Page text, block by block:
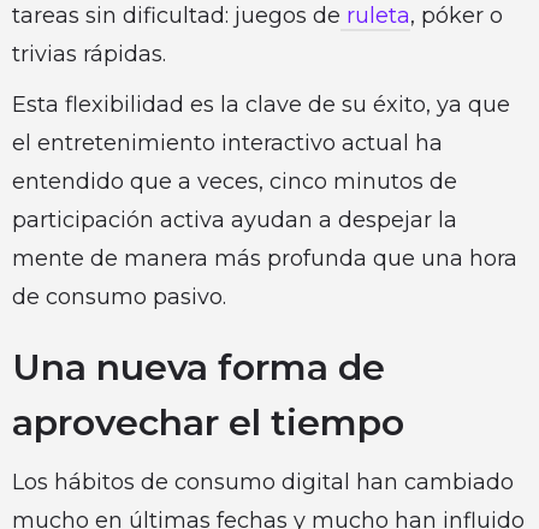
tareas sin dificultad: juegos de ruleta, póker o
trivias rápidas.
Esta flexibilidad es la clave de su éxito, ya que
el entretenimiento interactivo actual ha
entendido que a veces, cinco minutos de
participación activa ayudan a despejar la
mente de manera más profunda que una hora
de consumo pasivo.
Una nueva forma de
aprovechar el tiempo
Los hábitos de consumo digital han cambiado
mucho en últimas fechas y mucho han influido